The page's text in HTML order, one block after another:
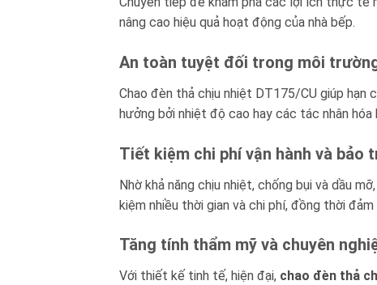
nâng cao hiệu quả hoạt động của nhà bếp.
An toàn tuyệt đối trong môi
Chao đèn thả chịu nhiệt DT175/CU giúp hạn
hưởng bởi nhiệt độ cao hay các tác nhân
Tiết kiệm chi phí vận hành và bảo
Nhờ khả năng chịu nhiệt, chống bụi và dầu mỡ,
kiệm nhiều thời gian và chi phí, đồng thời
Tăng tính thẩm mỹ và chuyên
Với thiết kế tinh tế, hiện đại, chao đèn thả